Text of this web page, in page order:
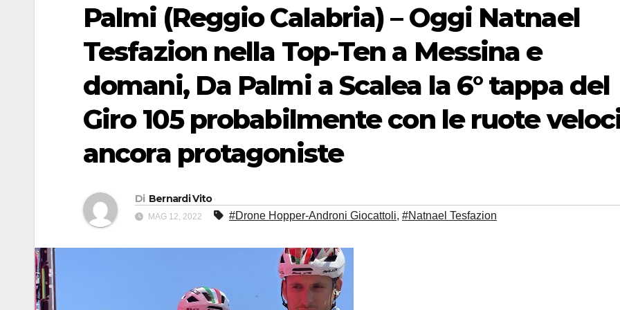
Palmi (Reggio Calabria) – Oggi Natnael
Tesfazion nella Top-Ten a Messina e
domani, Da Palmi a Scalea la 6° tappa del
Giro 105 probabilmente con le ruote
ancora protagoniste
Di Bernardi Vito
MAG 12, 2022 #Drone Hopper-Androni Giocattoli, #Natnael Tesfazion